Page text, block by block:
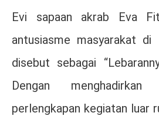
Evi sapaan akrab Eva
antusiasme masyarakat di
disebut sebagai
Dengan
perlengkapan kegiatan luar